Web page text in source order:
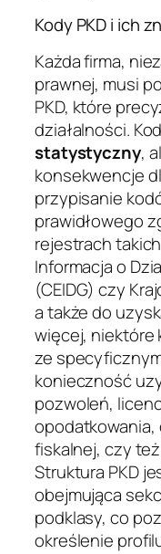
Kody PKD i ich
Każda firma,
prawnej, musi
PKD, które
działalności.
statystyczny,
konsekwencje
przypisanie
prawidłowego
rejestrach
Informacja o
(CEIDG) czy
a także do
więcej, niektóre
ze
konieczność
pozwoleń,
opodatkowania,
fiskalnej, czy
Struktura PKD
obejmująca
podklasy, co
określenie